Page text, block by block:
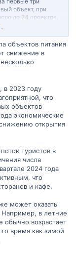
объект, при
до 24 проектов.
питания по
(приведено
питания,
переселенцам из
Также
и Израиля.
объектов питания
снижение в
2023 году
что
объектов
экономические
открытия
туристов в
числа
2024 года
что
и кафе.
может оказать
Например, в летние
обычно возрастает
то время как зимой